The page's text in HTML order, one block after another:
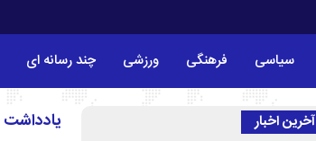
سیاسی فرهنگی ورزشی چند رسانه ای
آخرین اخبار یادداشت